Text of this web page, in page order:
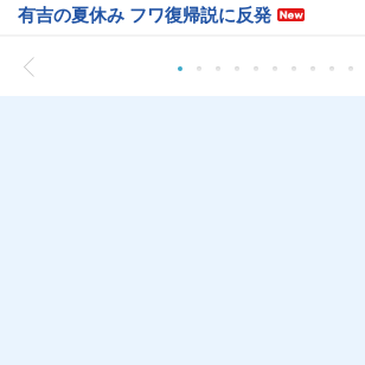
有吉の夏休み フワ復帰説に反発